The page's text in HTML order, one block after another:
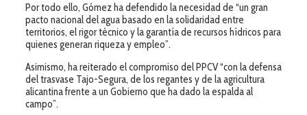
Por todo ello, Gómez ha defendido la necesidad de “un gran
pacto nacional del agua basado en la solidaridad entre
territorios, el rigor técnico y la garantía de recursos hídricos para
quienes generan riqueza y empleo”.
Asimismo, ha reiterado el compromiso del PPCV “con la defensa
del trasvase Tajo-Segura, de los regantes y de la agricultura
alicantina frente a un Gobierno que ha dado la espalda al
campo”.